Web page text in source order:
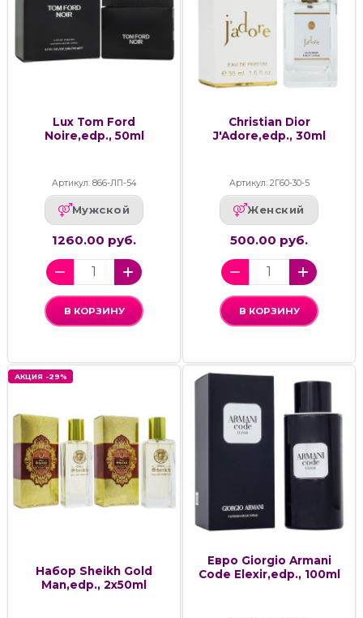
Lux Tom Ford
Noire,edp., 50ml
Артикул: 866-ЛП-54
Мужской
1260.00 руб.
В КОРЗИНУ
Christian Dior
J'Adore,edp., 30ml
Артикул: 2Г60-30-5
Женский
500.00 руб.
В КОРЗИНУ
АКЦИЯ -29%
Набор Sheikh Gold
Man,edp., 2x50ml
Евро Giorgio Armani
Code Elexir,edp., 100ml